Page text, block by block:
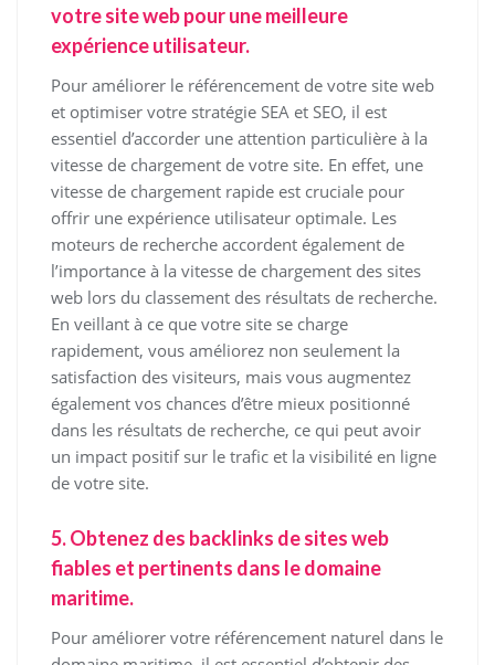
votre site web pour une meilleure
expérience utilisateur.
Pour améliorer le référencement de votre site web
et optimiser votre stratégie SEA et SEO, il est
essentiel d’accorder une attention particulière à la
vitesse de chargement de votre site. En effet, une
vitesse de chargement rapide est cruciale pour
offrir une expérience utilisateur optimale. Les
moteurs de recherche accordent également de
l’importance à la vitesse de chargement des sites
web lors du classement des résultats de recherche.
En veillant à ce que votre site se charge
rapidement, vous améliorez non seulement la
satisfaction des visiteurs, mais vous augmentez
également vos chances d’être mieux positionné
dans les résultats de recherche, ce qui peut avoir
un impact positif sur le trafic et la visibilité en ligne
de votre site.
5. Obtenez des backlinks de sites web
fiables et pertinents dans le domaine
maritime.
Pour améliorer votre référencement naturel dans le